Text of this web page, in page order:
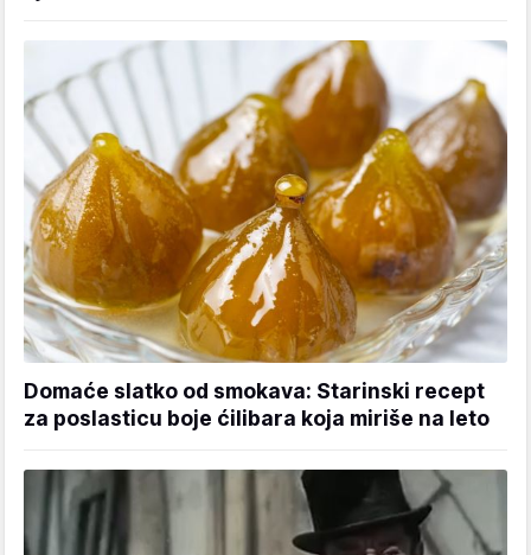
Domaće slatko od smokava: Starinski recept
za poslasticu boje ćilibara koja miriše na leto